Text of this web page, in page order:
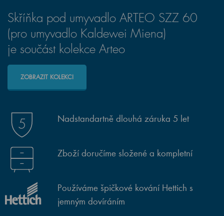
Skříňka pod umyvadlo ARTEO SZZ 60
(pro umyvadlo Kaldewei Miena)
je součást kolekce Arteo
ZOBRAZIT KOLEKCI
Nadstandartně dlouhá záruka 5 let
Zboží doručíme složené a kompletní
Používáme špičkové kování Hettich s
jemným dovíráním